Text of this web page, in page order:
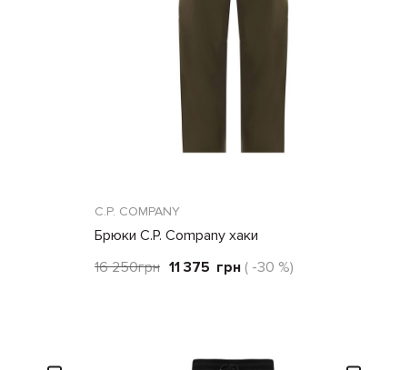
C.P. COMPANY
Брюки C.P. Company хаки
16 250грн 11 375 грн ( -30 %)